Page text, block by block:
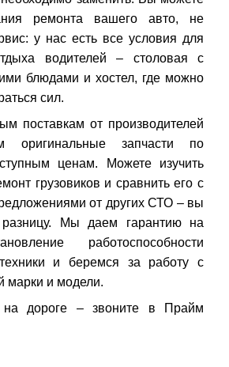
ремонта вашего авто, не
у нас есть все условия для
водителей – столовая с
блюдами и хостел, где можно
сил.
поставкам от производителей
оригинальные запчасти по
ценам. Можете изучить
грузовиков и сравнить его с
от других СТО – вы
разницу. Мы даем гарантию на
работоспособности
и беремся за работу с
и модели.
дороге – звоните в Прайм